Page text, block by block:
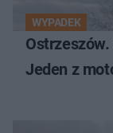
WYPADEK
Jeden z